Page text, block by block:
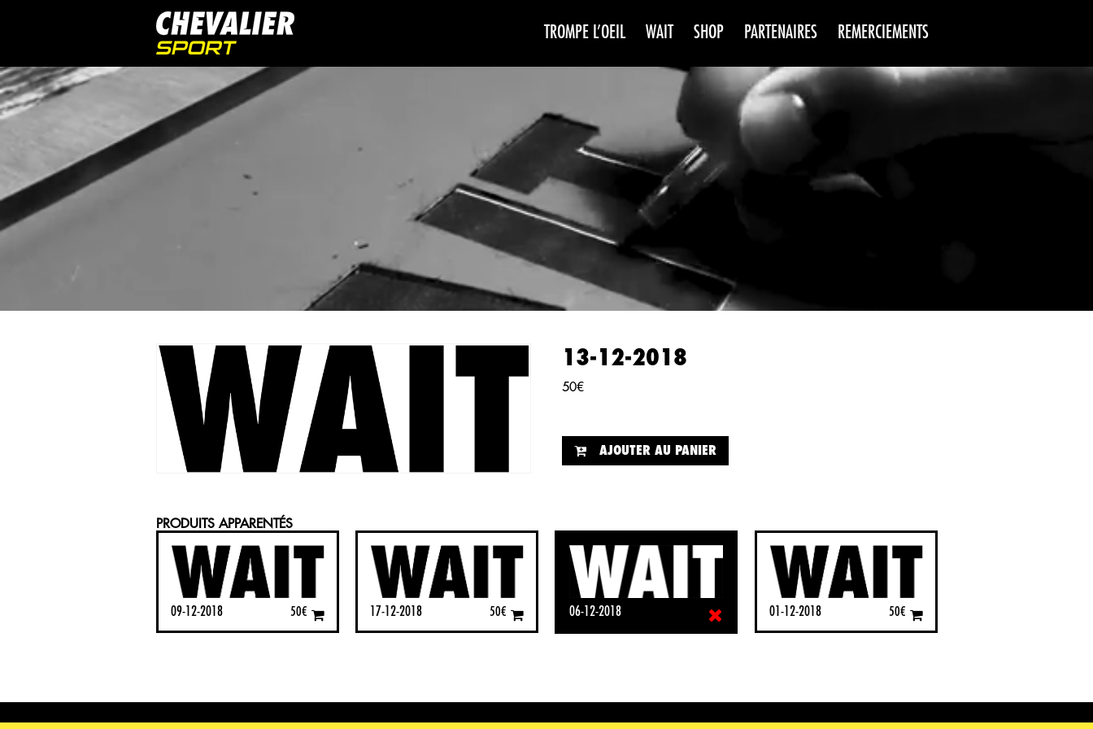
TROMPE L’OEIL WAIT SHOP
WAIT
SAISONS
PARTENAIRES REMERCIEMENTS
13-12-2018
50€
AJOUTER AU PANIER
PRODUITS APPARENTÉS
09-12-2018 50€ 17-12-2018 50€ 06-12-2018 01-12-2018 50€